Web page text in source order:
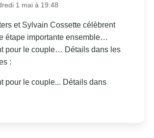
1 mai à 19:48
et Sylvain Cossette célèbrent
étape importante ensemble…
pour le couple… Détails dans les
:
pour le couple... Détails dans